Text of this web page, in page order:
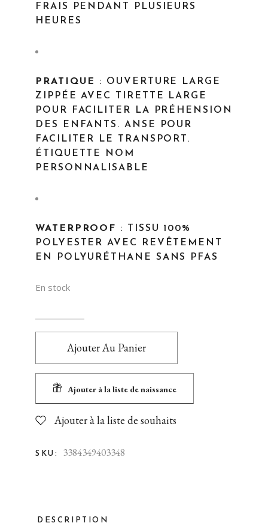
FRAIS PENDANT PLUSIEURS
HEURES
PRATIQUE
: OUVERTURE LARGE
ZIPPÉE AVEC TIRETTE LARGE
POUR FACILITER LA PRÉHENSION
DES ENFANTS. ANSE POUR
FACILITER LE TRANSPORT.
ÉTIQUETTE NOM
PERSONNALISABLE
WATERPROOF
: TISSU 100%
POLYESTER AVEC REVÊTEMENT
EN POLYURÉTHANE SANS PFAS
En stock
Ajouter Au Panier
Ajouter à la liste de naissance
Ajouter à la liste de souhaits
SKU: 3384349403348
DESCRIPTION